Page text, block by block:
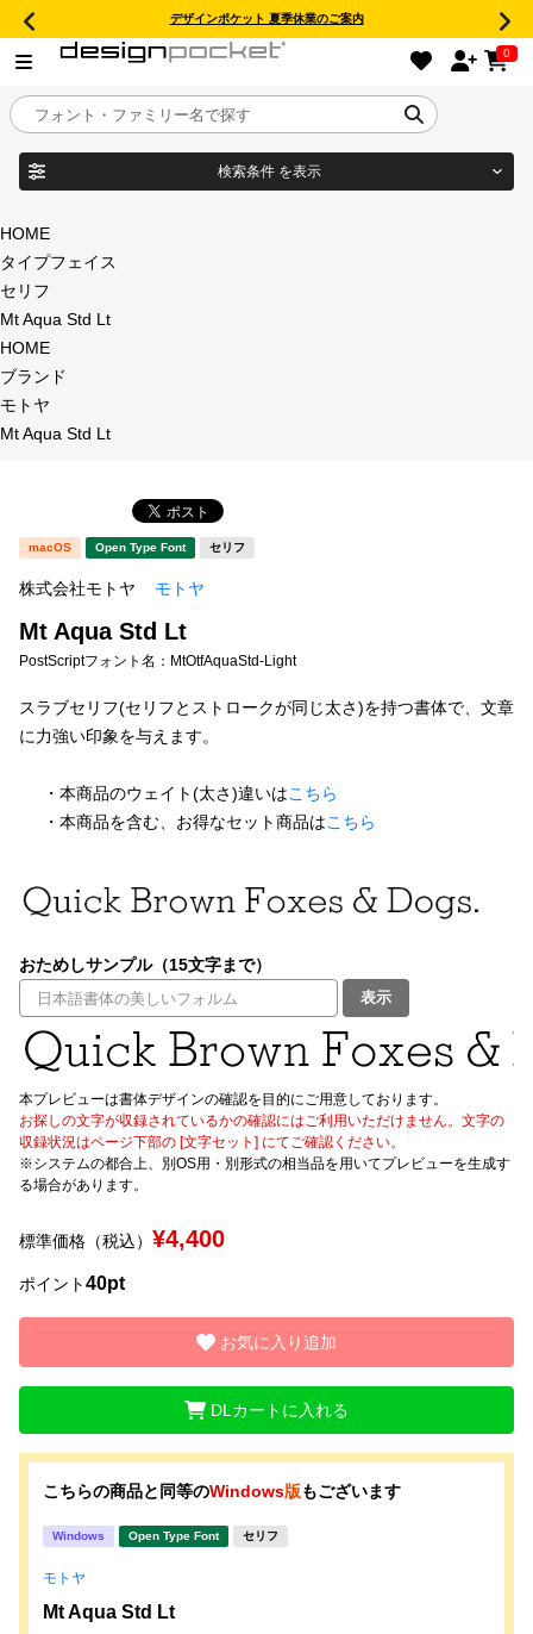
デザインポケット 夏季休業のご案内
0
目的別フォントガイド
特集
おすすめ
年間ライセンス商品
新着一覧
0
マイページ
お気に入り
お問い合わせ
検索条件 を表示
商品名
タイプフェイス
明朝体
宋朝体
教科書体 行書体
草書体
江戸文字 デザイン毛筆
太さ・ウェイト
セット or 単体
文字種類
HOME
タイプフェイス
セリフ
Mt Aqua Std Lt
HOME
ブランド
モトヤ
Mt Aqua Std Lt
macOS Open Type Font セリフ
株式会社モトヤ モトヤ
Mt Aqua Std Lt
PostScriptフォント名： MtOtfAquaStd-Light
スラブセリフ(セリフとストロークが同じ太さ)を持つ書体で、文章
に力強い印象を与えます。
・本商品のウェイト(太さ)違いはこちら
・本商品を含む、お得なセット商品はこちら
おためしサンプル（15文字まで）
表示
本プレビューは書体デザインの確認を目的にご用意しております。
お探しの文字が収録されているかの確認にはご利用いただけません。文字の
収録状況はページ下部の [文字セット] にてご確認ください。
※システムの都合上、別OS用・別形式の相当品を用いてプレビューを生成す
る場合があります。
標準価格（税込） ¥4,400
ポイント40pt
お気に入り追加
DLカートに入れる
こちらの商品と同等のWindows版もございます
Windows Open Type Font セリフ
モトヤ
Mt Aqua Std Lt